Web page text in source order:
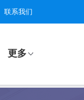
联系我们
更多